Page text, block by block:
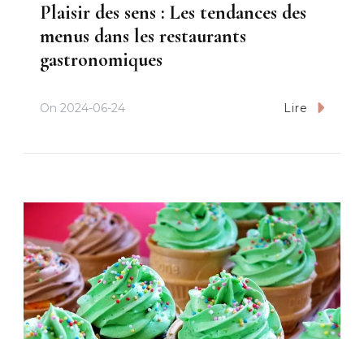
Plaisir des sens : Les tendances des
menus dans les restaurants
gastronomiques
On 2024-06-24 Lire